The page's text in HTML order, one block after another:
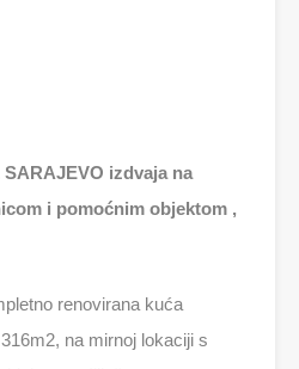
SARAJEVO izdvaja na
i pomoćnim objektom ,
renovirana kuća
na mirnoj lokaciji s